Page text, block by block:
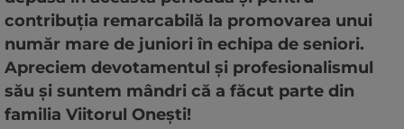
contribuția remarcabilă la promovarea unui
număr mare de juniori în echipa de seniori.
Apreciem devotamentul și profesionalismul
său și suntem mândri că a făcut parte din
familia Viitorul Onești!